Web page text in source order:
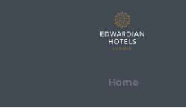
التخطي للمحتوى
Home